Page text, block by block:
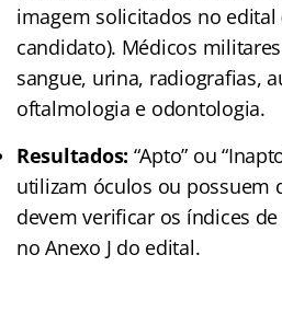
imagem solicitados no
candidato). Médicos
sangue, urina, radiografias,
oftalmologia e odontologia.
Resultados: “Apto” ou
utilizam óculos ou possuem
devem verificar os índices
no Anexo J do edital.